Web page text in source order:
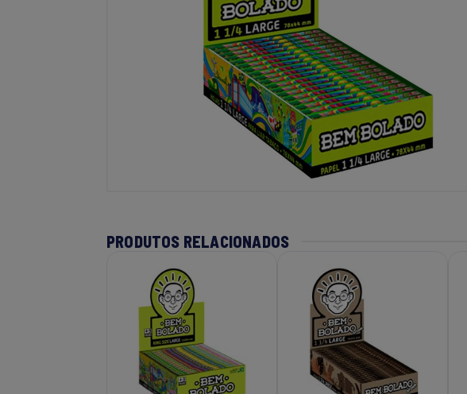
PRODUTOS RELACIONADOS